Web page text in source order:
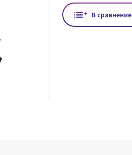
В сравнение